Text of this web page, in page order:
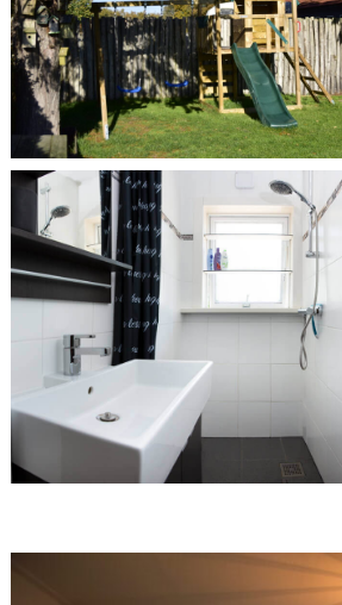
Kindvriendelijk
THE HOLIDAYHOUSE
Kleine badkamer
THE HOLIDAYHOUSE